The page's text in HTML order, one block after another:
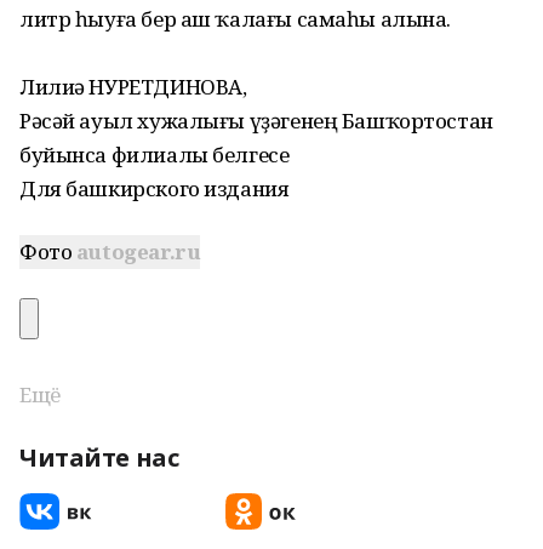
литр һыуға бер аш ҡалағы самаһы алына.
Лилиә НУРЕТДИНОВА,
Рәсәй ауыл хужалығы үҙәгенең Башҡортостан
буйынса филиалы белгесе
Для башкирского издания
Фото autogear.ru
Ещё
Читайте нас